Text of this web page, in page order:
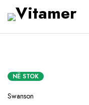
NË STOK
Swanson